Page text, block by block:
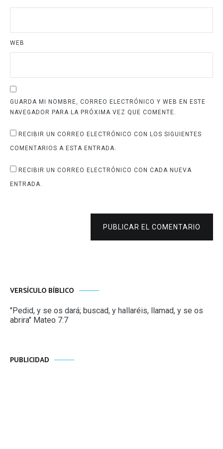
WEB
GUARDA MI NOMBRE, CORREO ELECTRÓNICO Y WEB EN ESTE
NAVEGADOR PARA LA PRÓXIMA VEZ QUE COMENTE.
RECIBIR UN CORREO ELECTRÓNICO CON LOS SIGUIENTES
COMENTARIOS A ESTA ENTRADA.
RECIBIR UN CORREO ELECTRÓNICO CON CADA NUEVA
ENTRADA.
PUBLICAR EL COMENTARIO
VERSÍCULO BÍBLICO
"Pedid, y se os dará; buscad, y hallaréis, llamad, y se os
abrira" Mateo 7:7
PUBLICIDAD